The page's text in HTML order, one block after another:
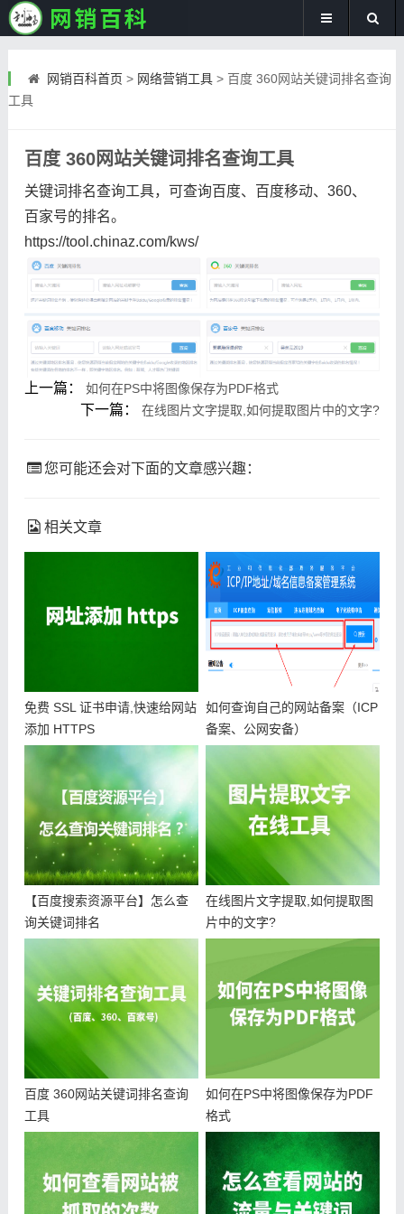
网销百科首页 > 网络营销工具 >百度 360网站关键词排名查询
工具
百度 360网站关键词排名查询工具
关键词排名查询工具，可查询百度、百度移动、360、
百家号的排名。
https://tool.chinaz.com/kws/
上一篇： 如何在PS中将图像保存为PDF格式
下一篇：在线图片文字提取,如何提取图片中的文字?
您可能还会对下面的文章感兴趣：
相关文章
免费 SSL 证书申请,快速给网站
添加 HTTPS
如何查询自己的网站备案（ICP
备案、公网安备）
【百度搜索资源平台】怎么查
询关键词排名
在线图片文字提取,如何提取图
片中的文字?
百度 360网站关键词排名查询
工具
如何在PS中将图像保存为PDF
格式